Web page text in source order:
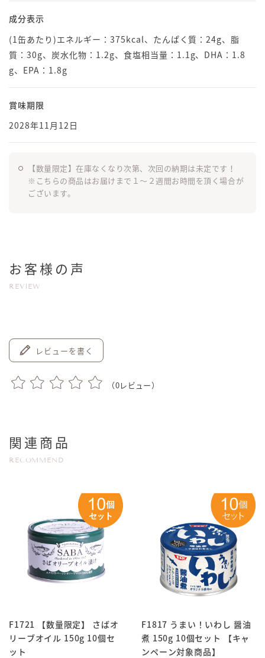
成分表示
(1缶あたり)エネルギー：375kcal、たんぱく質：24g、脂
質：30g、炭水化物：1.2g、食塩相当量：1.1g、DHA：1.8
g、EPA：1.8g
賞味期限
2028年11月12日
【数量限定】在庫なくなり次第、次回の納期は未定です！
※こちらの商品はお届けまで１～２週間お時間を頂く場合が
ございます。
お客様の声
REVIEW
レビューを書く
（0レビュー）
関連商品
RECOMMEND
F1721 【数量限定】 さばオ
リーブオイル 150g 10個セ
ット
F1817 うまい！いわし 醤油
煮 150g 10個セット 【キャ
ンペーン対象商品】